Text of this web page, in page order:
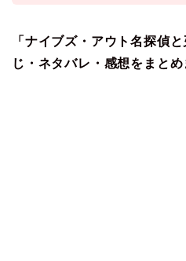
「ナイブズ・アウト名探偵
じ・ネタバレ・感想をまとめ